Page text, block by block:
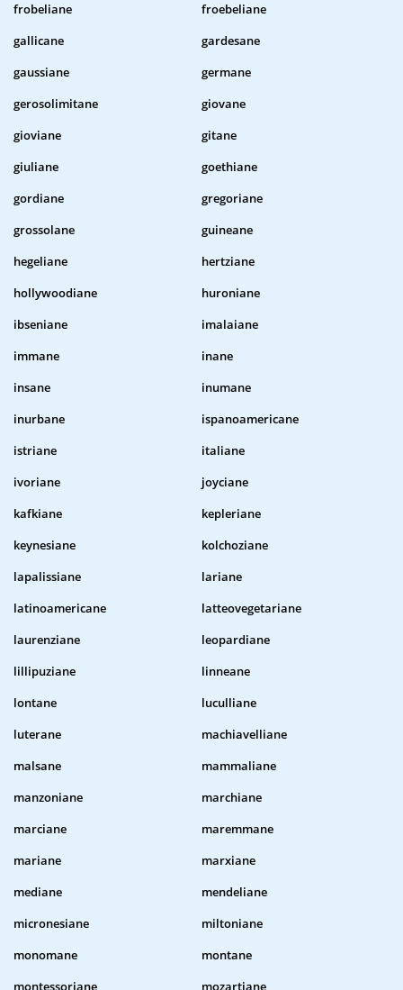
frobeliane
froebeliane
gallicane
gardesane
gaussiane
germane
gerosolimitane
giovane
gioviane
gitane
giuliane
goethiane
gordiane
gregoriane
grossolane
guineane
hegeliane
hertziane
hollywoodiane
huroniane
ibseniane
imalaiane
immane
inane
insane
inumane
inurbane
ispanoamericane
istriane
italiane
ivoriane
joyciane
kafkiane
kepleriane
keynesiane
kolchoziane
lapalissiane
lariane
latinoamericane
latteovegetariane
laurenziane
leopardiane
lillipuziane
linneane
lontane
luculliane
luterane
machiavelliane
malsane
mammaliane
manzoniane
marchiane
marciane
maremmane
mariane
marxiane
mediane
mendeliane
micronesiane
miltoniane
monomane
montane
montessoriane
mozartiane